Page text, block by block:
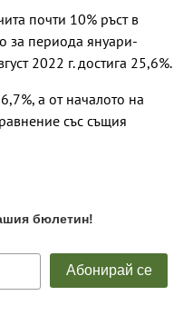
почти 10% ръст в
за периода януари-
2022 г. достига 25,6%.
а от началото на
със същия